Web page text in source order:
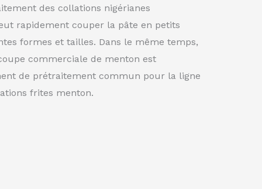
des collations nigérianes
rapidement couper la pâte en petits
formes et tailles. Dans le même temps,
commerciale de menton est
de prétraitement commun pour la ligne
frites menton.